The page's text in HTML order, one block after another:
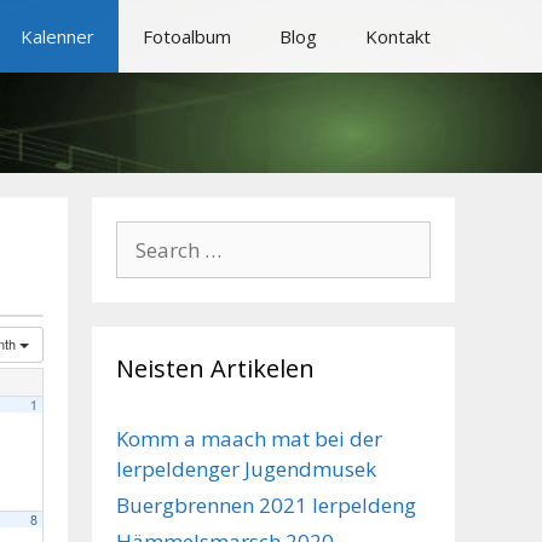
Kalenner Fotoalbum Blog Kontakt
1
8
for:
Neisten Artikelen
Komm a maach mat bei der
Ierpeldenger Jugendmusek
Buergbrennen 2021 Ierpeldeng